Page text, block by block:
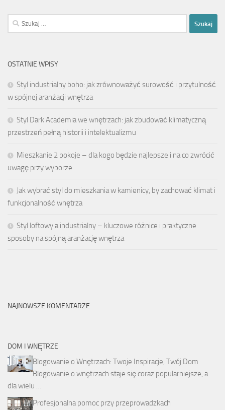
Szukaj:
OSTATNIE WPISY
Styl industrialny boho: jak zrównoważyć surowość i przytulność
w spójnej aranżacji wnętrza
Styl Dark Academia we wnętrzach: jak zbudować klimatyczną
przestrzeń pełną historii i intelektualizmu
Mieszkanie 2 pokoje – dla kogo będzie najlepsze i na co zwrócić
uwagę przy wyborze
Jak wybrać styl do mieszkania w kamienicy, by zachować klimat i
funkcjonalność wnętrza
Styl loftowy a industrialny – kluczowe różnice i praktyczne
sposoby na spójną aranżację wnętrza
NAJNOWSZE KOMENTARZE
DOM I WNĘTRZE
Blogowanie o Wnętrzach: Twoje Inspiracje, Twój Dom
Blogowanie o wnętrzach staje się coraz popularniejsze, a
dla wielu …
Profesjonalna pomoc przy przeprowadzkach